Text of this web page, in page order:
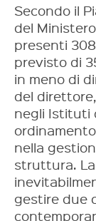
Secondo il
del
presenti
previsto di
in meno di
del
negli Istituti
nella
struttura.
gestire due